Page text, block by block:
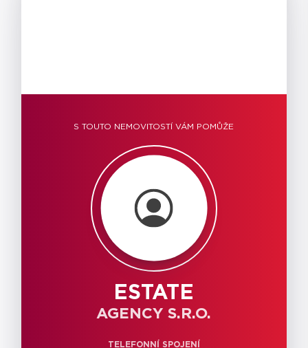
S TOUTO NEMOVITOSTÍ VÁM POMŮŽE
ESTATE
AGENCY S.R.O.
TELEFONNÍ SPOJENÍ